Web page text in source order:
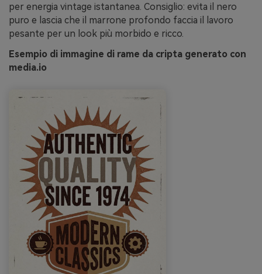
per energia vintage istantanea. Consiglio: evita il nero
puro e lascia che il marrone profondo faccia il lavoro
pesante per un look più morbido e ricco.
Esempio di immagine di rame da cripta generato con
media.io